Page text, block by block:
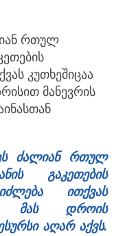
რთულ
კუთხეშიცაა
მანევრის
ძალიან რთულ
გაკეთების
ითქვას
მას დროის
აღარ აქვს.